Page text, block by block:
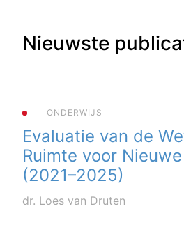
Nieuwste
ONDERWIJS
Evaluatie van de
Ruimte voor
(2021–2025)
dr. Loes van Druten